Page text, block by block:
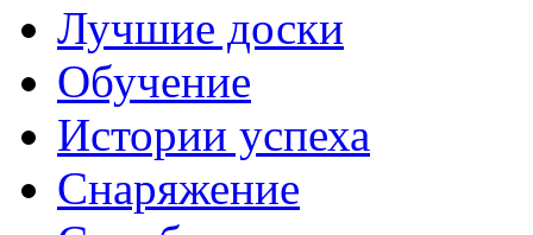
Лучшие доски
Обучение
Истории успеха
Снаряжение